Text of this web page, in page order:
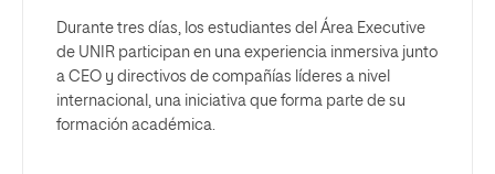
Durante tres días, los estudiantes del Área Executive
de UNIR participan en una experiencia inmersiva junto
a CEO y directivos de compañías líderes a nivel
internacional, una iniciativa que forma parte de su
formación académica.